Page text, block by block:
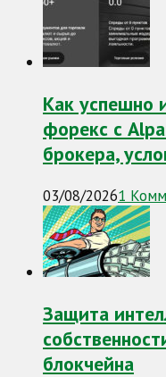
Как успешно
форекс с
брокера,
03/08/20261
Защита
блокчейна